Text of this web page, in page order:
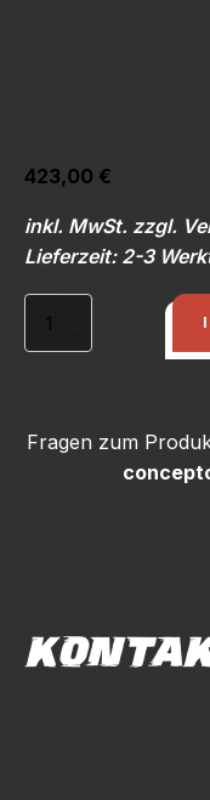
423,00 €
inkl. MwSt. zzgl.
Lieferzeit: 2-3
Spiegelgläser
Pikes
Peak
Fragen zum